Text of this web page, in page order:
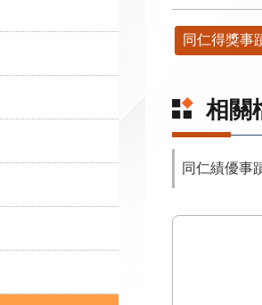
同仁得獎事
相關
同仁績優事